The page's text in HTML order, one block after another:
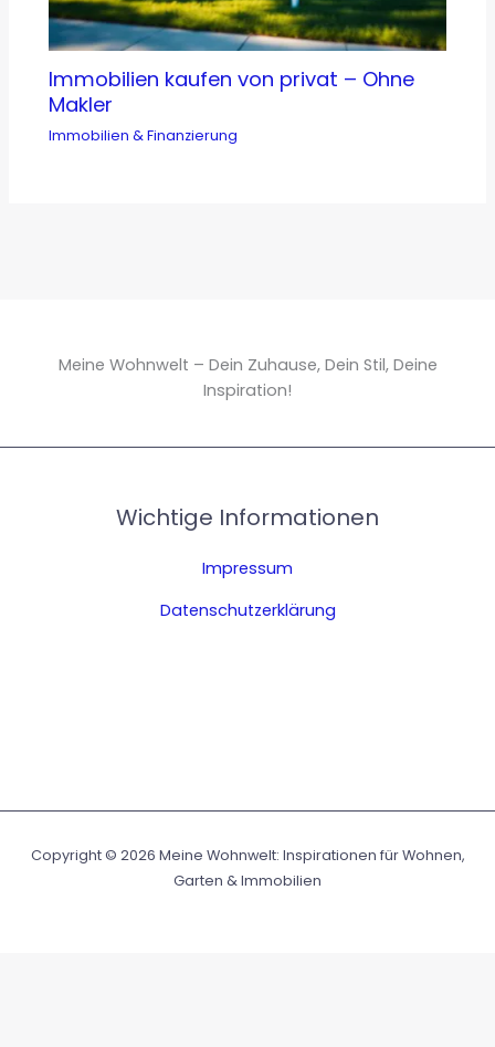
Immobilien kaufen von privat – Ohne
Makler
Immobilien & Finanzierung
Meine Wohnwelt – Dein Zuhause, Dein Stil, Deine
Inspiration!
Wichtige Informationen
Impressum
Datenschutzerklärung
Copyright © 2026 Meine Wohnwelt: Inspirationen für Wohnen,
Garten & Immobilien